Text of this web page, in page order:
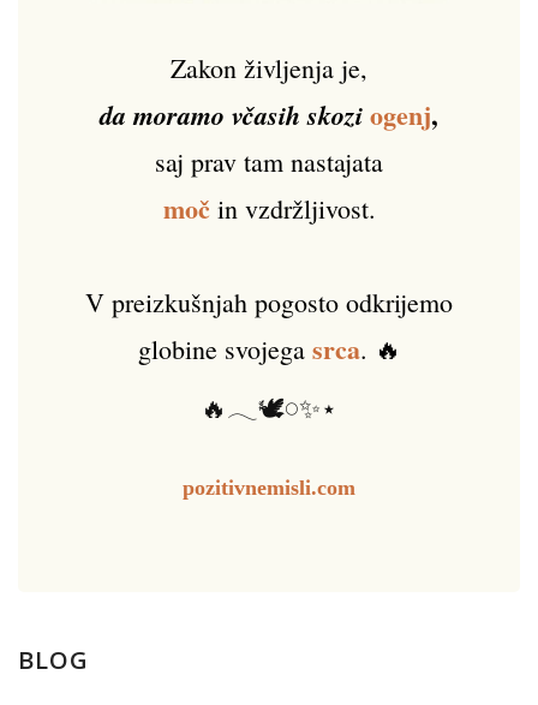
Zakon življenja je,
da moramo včasih skoziogenj,
saj prav tam nastajata
močin vzdržljivost.
V preizkušnjah pogosto odkrijemo
globine svojega srca. 🔥
🔥𓂃🕊️𓏸✨⋆
pozitivnemisli.com
BLOG